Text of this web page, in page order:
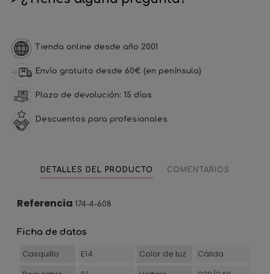
Tienda online desde año 2001
Envío gratuito desde 60€ (en península)
Plazo de devolución: 15 días
Descuentos para profesionales
DETALLES DEL PRODUCTO COMENTARIOS
Referencia 174-4-608
Ficha de datos
Casquillo E14 Color de luz
Cálida